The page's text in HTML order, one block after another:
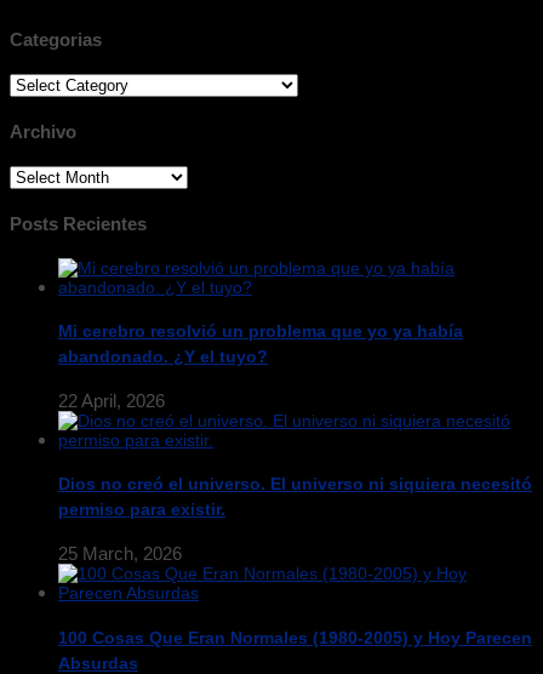
Categorias
Categorias
Archivo
Archivo
Posts Recientes
Mi cerebro resolvió un problema que yo ya había
abandonado. ¿Y el tuyo?
22 April, 2026
Dios no creó el universo. El universo ni siquiera necesitó
permiso para existir.
25 March, 2026
100 Cosas Que Eran Normales (1980-2005) y Hoy Parecen
Absurdas